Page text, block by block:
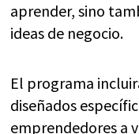
aprender, sino
ideas de negocio.
El programa
diseñados
emprendedores a